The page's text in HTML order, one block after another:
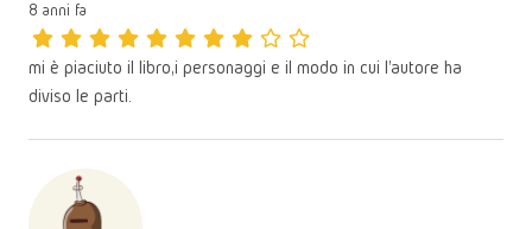
8 anni fa
mi è piaciuto il libro,i personaggi e il modo in cui l'autore ha
diviso le parti.